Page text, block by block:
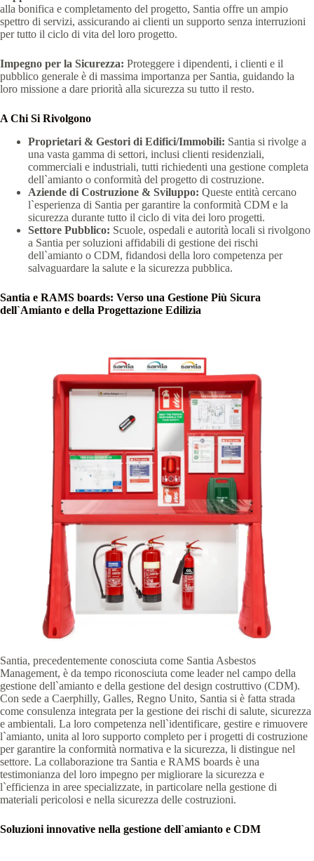
alla bonifica e completamento del progetto, Santia offre un ampio
spettro di servizi, assicurando ai clienti un supporto senza interruzioni
per tutto il ciclo di vita del loro progetto.
Impegno per la Sicurezza: Proteggere i dipendenti, i clienti e il
pubblico generale è di massima importanza per Santia, guidando la
loro missione a dare priorità alla sicurezza su tutto il resto.
A Chi Si Rivolgono
Proprietari & Gestori di Edifici/Immobili: Santia si rivolge a
una vasta gamma di settori, inclusi clienti residenziali,
commerciali e industriali, tutti richiedenti una gestione completa
dell`amianto o conformità del progetto di costruzione.
Aziende di Costruzione & Sviluppo: Queste entità cercano
l`esperienza di Santia per garantire la conformità CDM e la
sicurezza durante tutto il ciclo di vita dei loro progetti.
Settore Pubblico: Scuole, ospedali e autorità locali si rivolgono
a Santia per soluzioni affidabili di gestione dei rischi
dell`amianto o CDM, fidandosi della loro competenza per
salvaguardare la salute e la sicurezza pubblica.
Santia e RAMS boards: Verso una Gestione Più Sicura
dell`Amianto e della Progettazione Edilizia
Santia, precedentemente conosciuta come Santia Asbestos
Management, è da tempo riconosciuta come leader nel campo della
gestione dell`amianto e della gestione del design costruttivo (CDM).
Con sede a Caerphilly, Galles, Regno Unito, Santia si è fatta strada
come consulenza integrata per la gestione dei rischi di salute, sicurezza
e ambientali. La loro competenza nell`identificare, gestire e rimuovere
l`amianto, unita al loro supporto completo per i progetti di costruzione
per garantire la conformità normativa e la sicurezza, li distingue nel
settore. La collaborazione tra Santia e RAMS boards è una
testimonianza del loro impegno per migliorare la sicurezza e
l`efficienza in aree specializzate, in particolare nella gestione di
materiali pericolosi e nella sicurezza delle costruzioni.
Soluzioni innovative nella gestione dell`amianto e CDM